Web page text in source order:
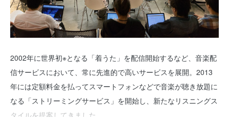
2002年に世界初※となる「着うた」を配信開始するなど、音楽配
信サービスにおいて、常に先進的で高いサービスを展開。2013
年には定額料金を払ってスマートフォンなどで音楽が聴き放題に
なる「ストリーミングサービス」を開始し、新たなリスニングス
タイルを提案してきました。